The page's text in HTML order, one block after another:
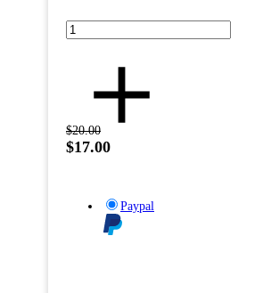
$20.00
$17.00
Paypal